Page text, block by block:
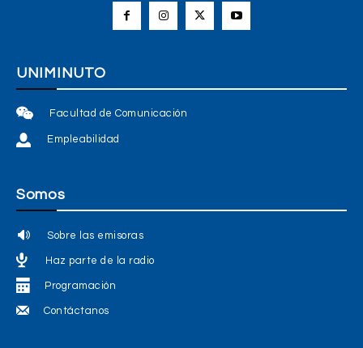
UNIMINUTO
Facultad de Comunicación
Empleabilidad
Somos
Sobre las emisoras
Haz parte de la radio
Programación
Contáctanos